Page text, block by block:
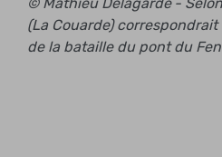
(La Couarde)
de la bataille du pont du